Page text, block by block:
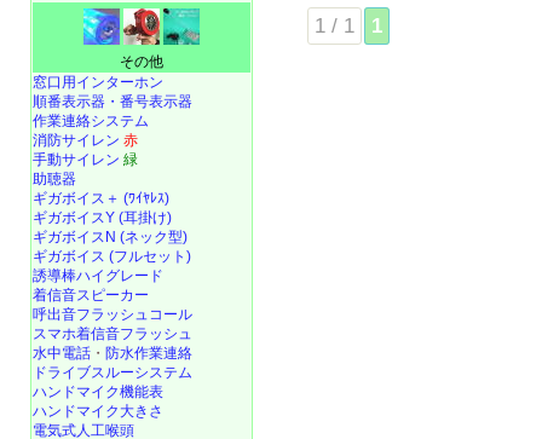
1 / 1 1
その他
窓口用インターホン
順番表示器・番号表示器
作業連絡システム
消防サイレン 赤
手動サイレン 緑
助聴器
ギガボイス＋ (ﾜｲﾔﾚｽ)
ギガボイスY (耳掛け)
ギガボイスN (ネック型)
ギガボイス (フルセット)
誘導棒ハイグレード
着信音スピーカー
呼出音フラッシュコール
スマホ着信音フラッシュ
水中電話 ・ 防水作業連絡
ドライブスルーシステム
ハンドマイク機能表
ハンドマイク大きさ
電気式人工喉頭